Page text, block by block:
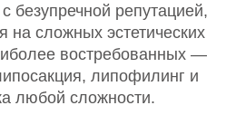
безупречной репутацией,
на сложных эстетических
востребованных —
липофилинг и
любой сложности.